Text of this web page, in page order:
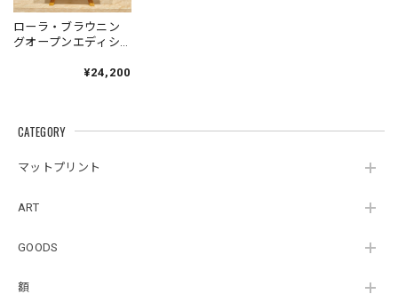
ローラ・ブラウニン
グオープンエディシ
（20㎝×25㎝）¥24,200
CATEGORY
マットプリント
ART
GOODS
額